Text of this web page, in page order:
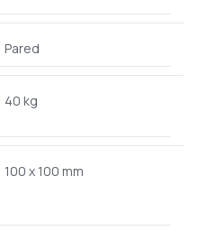
Pared
40 kg
100 x 100 mm